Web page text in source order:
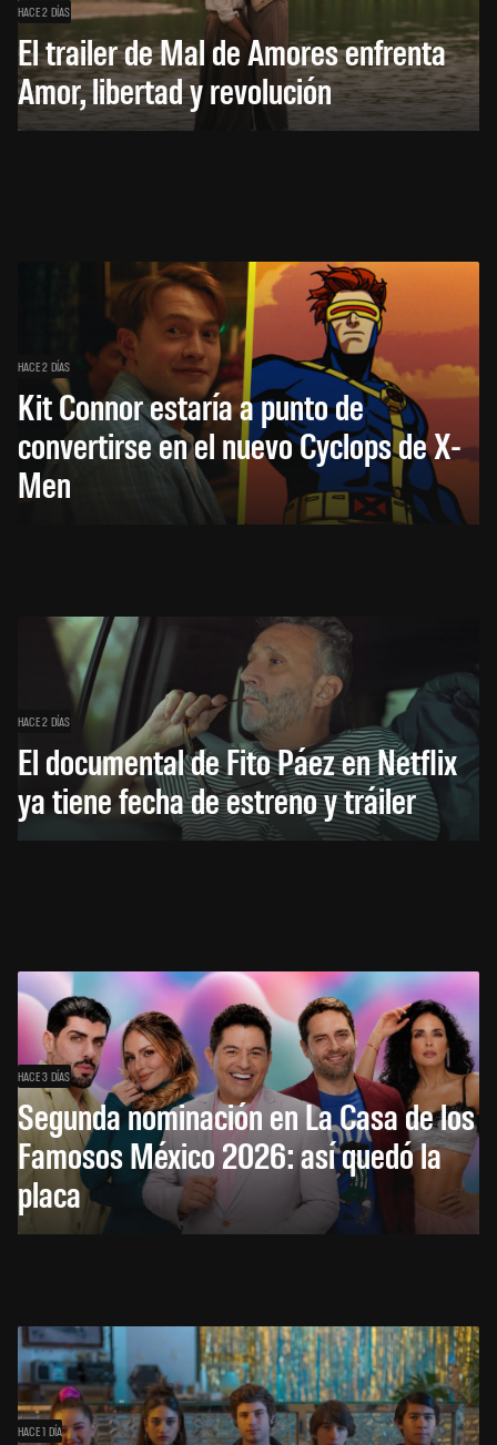
HACE 2 DÍAS
El trailer de Mal de Amores enfrenta
Amor, libertad y revolución
HACE 2 DÍAS
Kit Connor estaría a punto de
convertirse en el nuevo Cyclops de X-
Men
HACE 2 DÍAS
El documental de Fito Páez en Netflix
ya tiene fecha de estreno y tráiler
HACE 3 DÍAS
Segunda nominación en La Casa de los
Famosos México 2026: así quedó la
placa
HACE 1 DÍA